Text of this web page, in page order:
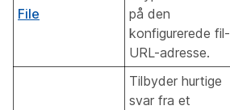
File
på den
konfigurerede fil-
URL-adresse.
Tilbyder hurtige
svar fra et